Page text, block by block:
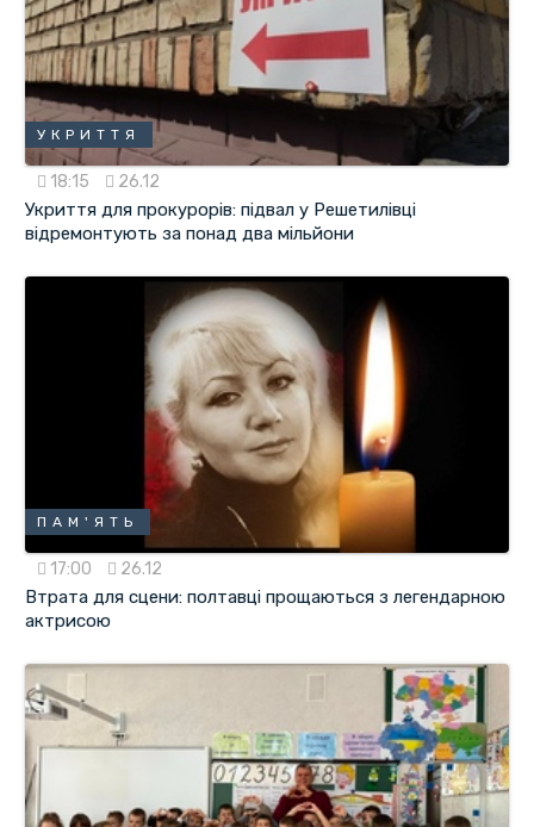
УКРИТТЯ
18:15 26.12
Укриття для прокурорів: підвал у Решетилівці
відремонтують за понад два мільйони
ПАМ'ЯТЬ
17:00 26.12
Втрата для сцени: полтавці прощаються з легендарною
актрисою